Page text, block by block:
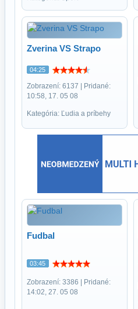
Zverina VS Strapo
04:25
Zobrazení: 6137 | Pridané:
10:58, 17. 05 08
Kategória: Ľudia a príbehy
Fudbal
03:45
Zobrazení: 3386 | Pridané:
14:02, 27. 05 08